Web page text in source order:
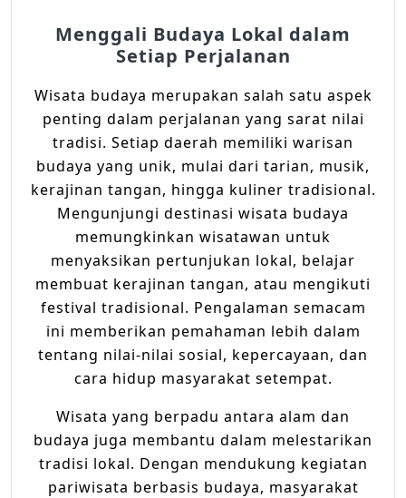
Menggali Budaya Lokal dalam
Setiap Perjalanan
Wisata budaya merupakan salah satu aspek
penting dalam perjalanan yang sarat nilai
tradisi. Setiap daerah memiliki warisan
budaya yang unik, mulai dari tarian, musik,
kerajinan tangan, hingga kuliner tradisional.
Mengunjungi destinasi wisata budaya
memungkinkan wisatawan untuk
menyaksikan pertunjukan lokal, belajar
membuat kerajinan tangan, atau mengikuti
festival tradisional. Pengalaman semacam
ini memberikan pemahaman lebih dalam
tentang nilai-nilai sosial, kepercayaan, dan
cara hidup masyarakat setempat.
Wisata yang berpadu antara alam dan
budaya juga membantu dalam melestarikan
tradisi lokal. Dengan mendukung kegiatan
pariwisata berbasis budaya, masyarakat